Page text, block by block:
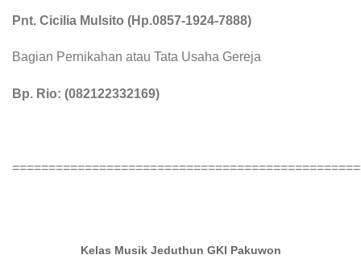
Pnt. Cicilia Mulsito (Hp.0857-1924-7888)
Bagian Pernikahan atau Tata Usaha Gereja
Bp. Rio: (082122332169)
Kelas Musik Jeduthun GKI Pakuwon